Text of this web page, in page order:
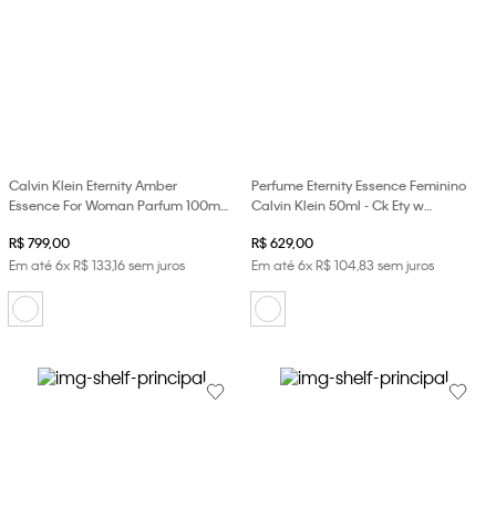
Calvin Klein Eternity Amber
Essence For Woman Parfum 100ml
100ml
R$799,00
Em até6xR$13316sem juros
Perfume Eternity Essence Feminino
Calvin Klein 50ml - Ck Ety w
R$629,00
Em até6xR$10483 sem juros